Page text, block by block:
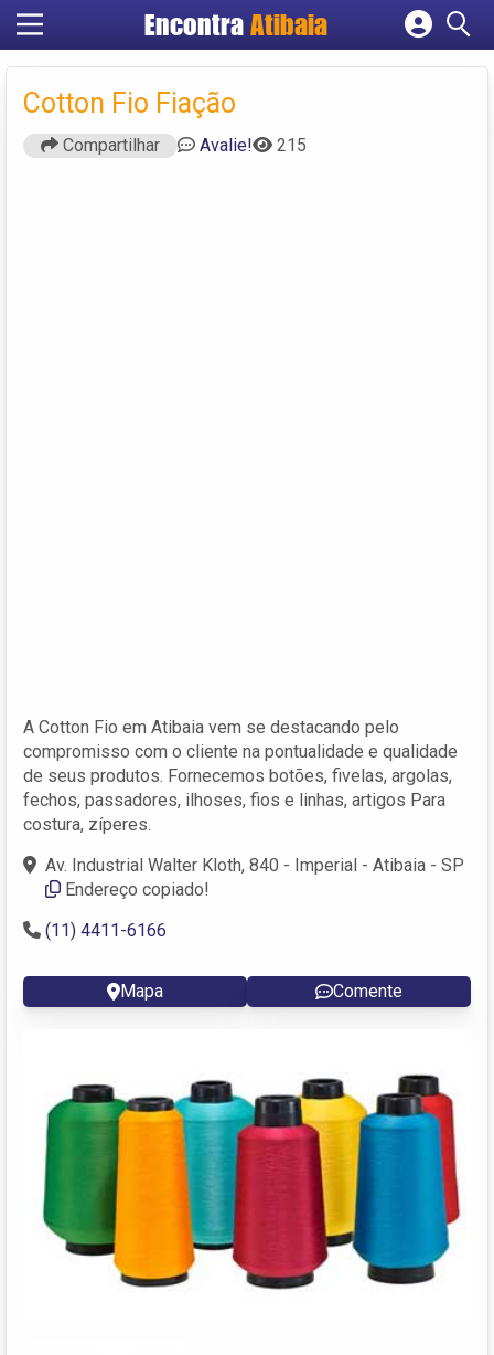
Encontra Atibaia
Cadastrar empresa
Criar conta
Cotton Fio Fiação
Compartilhar Avalie! 215
A Cotton Fio em Atibaia vem se destacando pelo
compromisso com o cliente na pontualidade e qualidade
de seus produtos. Fornecemos botões, fivelas, argolas,
fechos, passadores, ilhoses, fios e linhas, artigos Para
costura, zíperes.
Av. Industrial Walter Kloth, 840 - Imperial - Atibaia - SP
Endereço copiado!
(11) 4411-6166
Mapa Comente